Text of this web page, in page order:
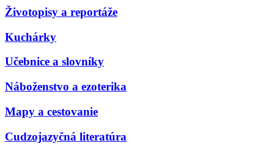
Životopisy a reportáže
Kuchárky
Učebnice a slovníky
Náboženstvo a ezoterika
Mapy a cestovanie
Cudzojazyčná literatúra